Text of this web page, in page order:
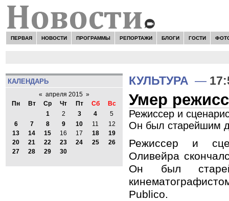
ПЕРВАЯ НОВОСТИ ПРОГРАММЫ РЕПОРТАЖИ БЛОГИ ГОСТИ
КАЛЕНДАРЬ
« апреля 2015 »
Пн
Вт Ср Чт Пт Сб
Вс
1
2 3 4
5
6
7 8 9 10 11
12
13
14 15 16 17 18
19
20
21 22 23 24 25
26
27
28 29 30
КУЛЬТУРА —
Умер
Режиссер и
Он был старейшим
Режиссер и
Оливейра
Он был
Publico.